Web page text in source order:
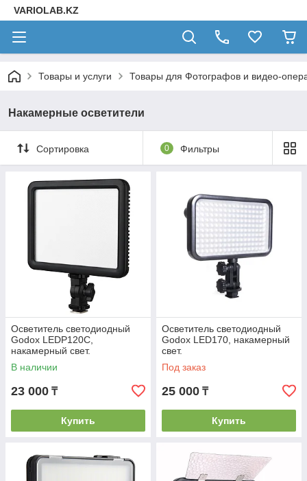
VARIOLAB.KZ
Товары и услуги Товары для Фотографов и видео-
Накамерные осветители
Сортировка 0 Фильтры
Осветитель светодиодный
Godox LEDP120C,
накамерный свет.
В наличии
23 000 ₸
Купить
Осветитель светодиодный
Godox LED170, накамерный
свет.
Под заказ
25 000 ₸
Купить